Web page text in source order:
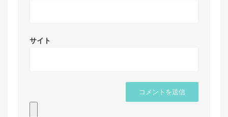
サイト